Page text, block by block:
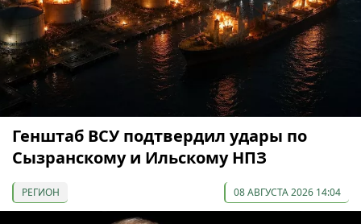
Генштаб ВСУ подтвердил удары по
Сызранскому и Ильскому НПЗ
РЕГИОН 08 АВГУСТА 2026 14:04